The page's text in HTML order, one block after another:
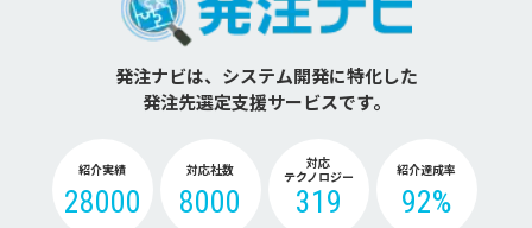
発注ナビは、システム開発に特化した
発注先選定支援サービスです。
紹介実績
28000
対応社数
8000
対応
テクノロジー
319
紹介達成率
92%